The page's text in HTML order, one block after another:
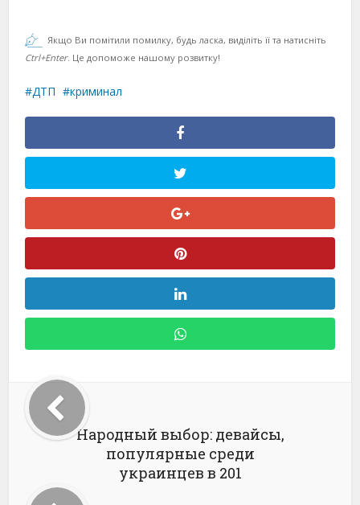
Якщо Ви помітили помилку, будь ласка, виділіть її та натисніть
Ctrl+Enter. Це допоможе нашому розвитку!
ДТП криминал
Народный выбор: девайсы,
популярные среди
украинцев в 201